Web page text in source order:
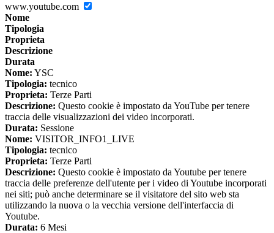
www.youtube.com
Nome
Tipologia
Proprieta
Descrizione
Durata
Nome: YSC
Tipologia: tecnico
Proprieta: Terze Parti
Descrizione: Questo cookie è impostato da YouTube per tenere
traccia delle visualizzazioni dei video incorporati.
Durata: Sessione
Nome: VISITOR_INFO1_LIVE
Tipologia: tecnico
Proprieta: Terze Parti
Descrizione: Questo cookie è impostato da Youtube per tenere
traccia delle preferenze dell'utente per i video di Youtube incorporati
nei siti; può anche determinare se il visitatore del sito web sta
utilizzando la nuova o la vecchia versione dell'interfaccia di
Youtube.
Durata: 6 Mesi